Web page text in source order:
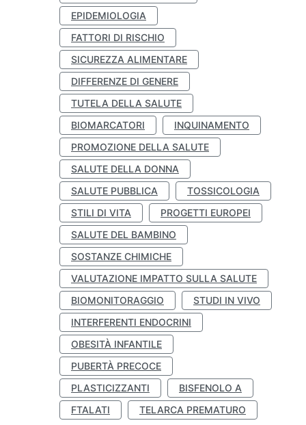
EPIDEMIOLOGIA
FATTORI DI RISCHIO
SICUREZZA ALIMENTARE
DIFFERENZE DI GENERE
TUTELA DELLA SALUTE
BIOMARCATORI
INQUINAMENTO
PROMOZIONE DELLA SALUTE
SALUTE DELLA DONNA
SALUTE PUBBLICA
TOSSICOLOGIA
STILI DI VITA
PROGETTI EUROPEI
SALUTE DEL BAMBINO
SOSTANZE CHIMICHE
VALUTAZIONE IMPATTO SULLA SALUTE
BIOMONITORAGGIO
STUDI IN VIVO
INTERFERENTI ENDOCRINI
OBESITÀ INFANTILE
PUBERTÀ PRECOCE
PLASTICIZZANTI
BISFENOLO A
FTALATI
TELARCA PREMATURO